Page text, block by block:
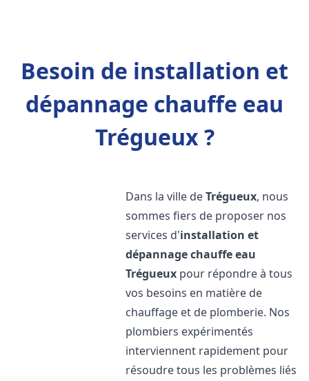
Besoin de installation et
dépannage chauffe eau
Trégueux ?
Dans la ville deTrégueux, nous
sommes fiers de proposer nos
services d'installation et
dépannage chauffe eau
Trégueux pour répondre à tous
vos besoins en matière de
chauffage et de plomberie. Nos
plombiers expérimentés
interviennent rapidement pour
résoudre tous les problèmes liés